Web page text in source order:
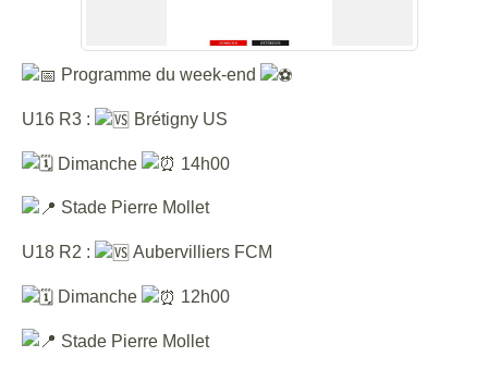
Programme du week-end
U16 R3 : Brétigny US
Dimanche 14h00
Stade Pierre Mollet
U18 R2 : Aubervilliers FCM
Dimanche 12h00
Stade Pierre Mollet